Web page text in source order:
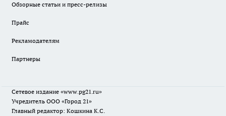
Обзорные статьи и пресс-релизы
Прайс
Рекламодателям
Партнеры
Сетевое издание «www.pg21.ru»
Учредитель ООО «Город 21»
Главный редактор: Кошкина К.С.